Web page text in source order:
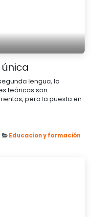
lengua, la
teóricas son
pero la puesta en
Educacion y formación